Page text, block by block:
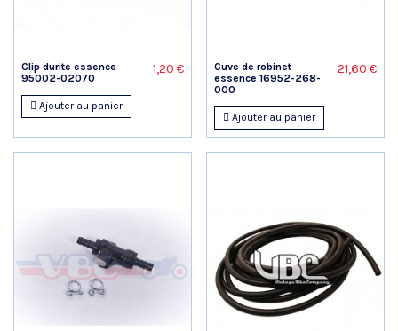
Clip durite essence
95002-02070
1,20 €
Ajouter au panier
Cuve de robinet
essence 16952-268-
000
21,60 €
Ajouter au panier